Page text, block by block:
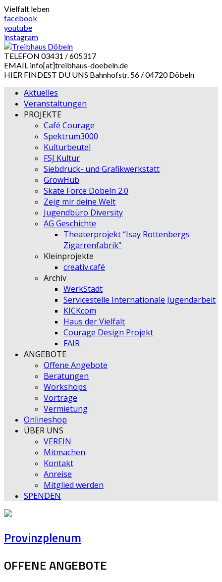
Skip
to
content
Vielfalt leben
facebook
youtube
instagram
TELEFON 03431 / 605317
EMAIL info[at]treibhaus-doebeln.de
HIER FINDEST DU UNS Bahnhofstr. 56 / 04720 Döbeln
Aktuelles
Veranstaltungen
PROJEKTE
Café Courage
Spektrum3000
Kulturbeutel
FSJ Kultur
Siebdruck- und Grafikwerkstatt
GrowHub
Skate Force Döbeln 2.0
Zeig mir deine Welt
Jugendbüro Diversity
AG Geschichte
Theaterprojekt “Isay Rottenbergs
Zigarrenfabrik”
Kleinprojekte
creativ.café
Archiv
WerkStadt
Servicestelle Internationale Jugendarbeit
KICKcom
Haus der Vielfalt
Courage Design Projekt
FAIR
ANGEBOTE
Offene Angebote
Beratungen
Workshops
Vorträge
Vermietung
Onlineshop
ÜBER UNS
VEREIN
Mitmachen
Kontakt
Anreise
Mitglied werden
SPENDEN
Provinzplenum
OFFENE ANGEBOTE